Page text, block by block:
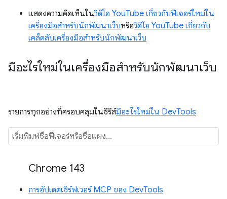
แสดงความคิดเห็นในวิดีโอ YouTube เกี่ยวกับฟีเจอร์ใหม่ใน
เครื่องมือสำหรับนักพัฒนาเว็บหรือวิดีโอ YouTube เกี่ยวกับ
เคล็ดลับเครื่องมือสำหรับนักพัฒนาเว็บ
มีอะไรใหม่ในเครื่องมือสำหรับนักพัฒนาเว็บ
รายการทุกอย่างที่ครอบคลุมในซีรีส์มีอะไรใหม่ใน DevTools
Chrome 143
การอัปเดตเซิร์ฟเวอร์ MCP ของ DevTools